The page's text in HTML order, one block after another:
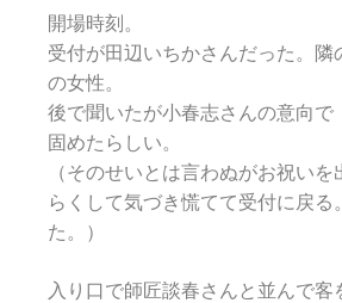
開場時刻。
受付が田辺いちかさんだった。隣
の女性。
後で聞いたが小春志さんの意向で
固めたらしい。
（そのせいとは言わぬがお祝い
らくして気づき慌てて受付に戻る
た。）
入り口で師匠談春さんと並んで客